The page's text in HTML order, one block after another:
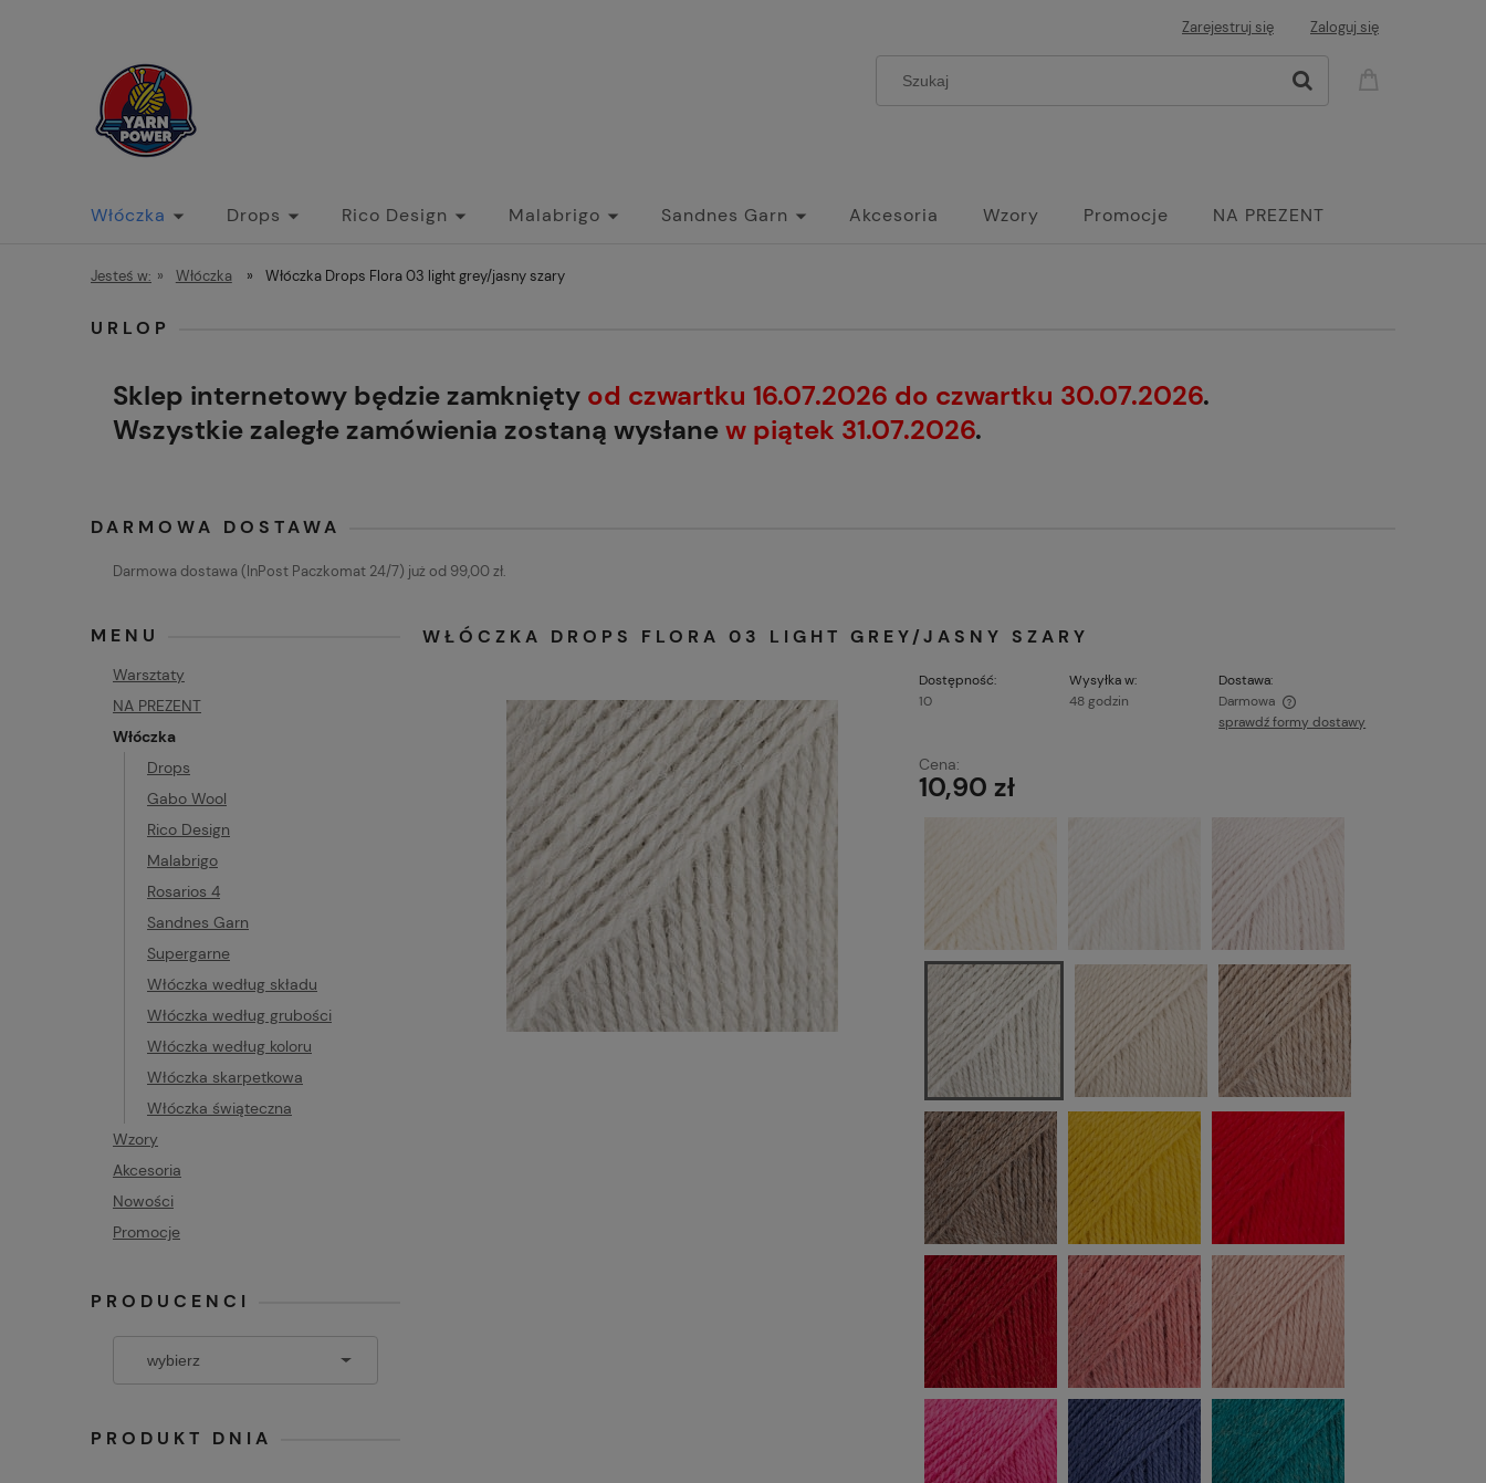
Zarejestruj się Zaloguj się
Włóczka Drops Rico Design Malabrigo Sandnes Garn Akcesoria Wzory Promocje NA PREZENT
Jesteś w: » Włóczka » Włóczka Drops Flora 03 light grey/jasny szary
URLOP
Sklep internetowy będzie zamknięty od czwartku 16.07.2026 do czwartku 30.07.2026.
Wszystkie zaległe zamówienia zostaną wysłanew piątek 31.07.2026.
DARMOWA DOSTAWA
Darmowa dostawa (InPost Paczkomat 24/7) już od 99,00 zł.
MENU
Warsztaty
NA PREZENT
Włóczka
Drops
Gabo Wool
Rico Design
Malabrigo
Rosarios 4
Sandnes Garn
Supergarne
Włóczka według składu
Włóczka według grubości
Włóczka według koloru
Włóczka skarpetkowa
Włóczka świąteczna
Wzory
Akcesoria
Nowości
Promocje
PRODUCENCI
PRODUKT DNIA
WŁÓCZKA DROPS FLORA 03 LIGHT GREY/JASNY SZARY
Dostępność:
10
Wysyłka w:
48 godzin
Dostawa:
Darmowa
sprawdź formy dostawy
Cena:
10,90 zł